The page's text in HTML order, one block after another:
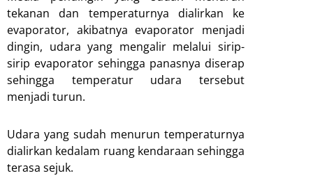
tekanan dan temperaturnya dialirkan ke
evaporator, akibatnya evaporator menjadi
dingin, udara yang mengalir melalui sirip-
sirip evaporator sehingga panasnya diserap
sehingga temperatur udara tersebut
menjadi turun.
Udara yang sudah menurun temperaturnya
dialirkan kedalam ruang kendaraan sehingga
terasa sejuk.